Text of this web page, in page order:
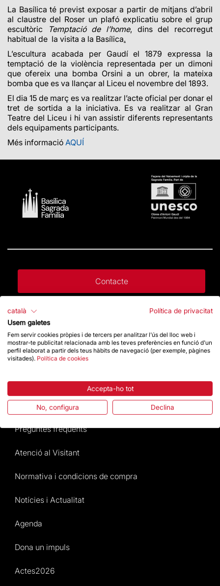
La Basílica té previst exposar a partir de mitjans d’abril
al claustre del Roser un plafó explicatiu sobre el grup
escultòric
Temptació de l’home, dins del recorregut
habitual de la visita a la Basílica.
L’escultura acabada per Gaudí el 1879 expressa la
temptació de la violència representada per un dimoni
que ofereix una bomba Orsini a un obrer, la mateixa
bomba que es va llançar al Liceu el novembre del 1893.
El dia 15 de març es va realitzar l’acte oficial per donar el
tret de sortida a la iniciativa. Es va realitzar al Gran
Teatre del Liceu i hi van assistir diferents representants
dels equipaments participants.
Més informació AQUÍ
Contacte
Botiga
Destacats
La Fundació
Preguntes freqüents
Atenció al Visitant
Normativa i condicions de compra
Notícies i Actualitat
Agenda
Dona un impuls
Actes2026
català
Política de privacitat
Usem galetes
Fem servir cookies pròpies i de tercers per analitzar l'ús del lloc web i
mostrar-te publicitat relacionada amb les teves preferències en funció d'un
perfil elaborat a partir dels teus hàbits de navegació (per exemple, pàgines
visitades). Política de cookies
Accepta-ho tot
No, configura Declina